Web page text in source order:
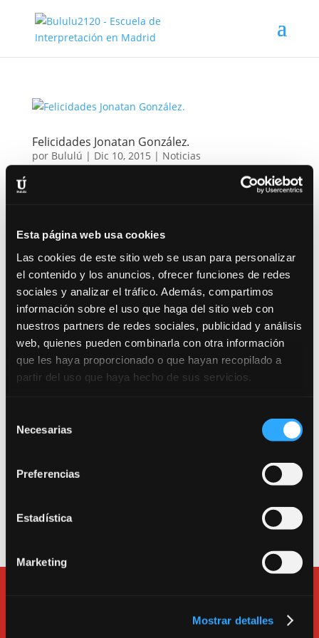
Esta página web usa cookies
Las cookies de este sitio web se usan para personalizar
el contenido y los anuncios, ofrecer funciones de redes
sociales y analizar el tráfico. Además, compartimos
información sobre el uso que haga del sitio web con
nuestros partners de redes sociales, publicidad y análisis
web, quienes pueden combinarla con otra información
que les haya proporcionado o que hayan recopilado a
partir del uso que haya hecho de sus servicios.
Necesarias
Preferencias
Estadística
Marketing
Mostrar detalles
Felicidades Jonatan González.
por Bululú | Dic 10, 2015| Noticias
Siempre nos da mucha alegría saber que nuestros
premios. En este caso le ha tocado a Jonatan
González con su obra «Por un tiempo ausente», la
gran ganadora de la...
Trabajamos por una escuela segura. Consulta
nuestro Protocolo Anti-COVID 19.
Canarias 16. 280045. Madrid.
oficina: Calle Tarragona 17. 280045. Madrid.
e-mail:bululu@bululu2120.com